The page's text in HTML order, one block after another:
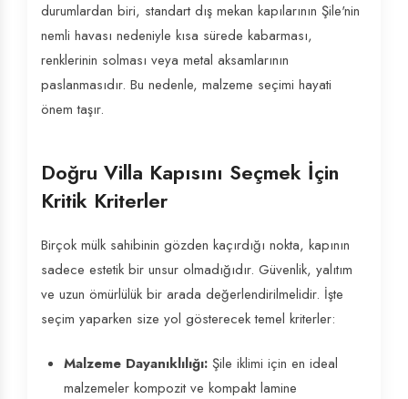
durumlardan biri, standart dış mekan kapılarının Şile'nin
nemli havası nedeniyle kısa sürede kabarması,
renklerinin solması veya metal aksamlarının
paslanmasıdır. Bu nedenle, malzeme seçimi hayati
önem taşır.
Doğru Villa Kapısını Seçmek İçin
Kritik Kriterler
Birçok mülk sahibinin gözden kaçırdığı nokta, kapının
sadece estetik bir unsur olmadığıdır. Güvenlik, yalıtım
ve uzun ömürlülük bir arada değerlendirilmelidir. İşte
seçim yaparken size yol gösterecek temel kriterler:
Malzeme Dayanıklılığı: Şile iklimi için en ideal
malzemeler kompozit ve kompakt lamine